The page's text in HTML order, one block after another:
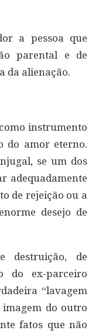
a pessoa que
parental e de
da alienação.
instrumento
do amor eterno.
se um dos
adequadamente
de rejeição ou a
desejo de
destruição, de
do ex-parceiro
“lavagem
do outro
fatos que não